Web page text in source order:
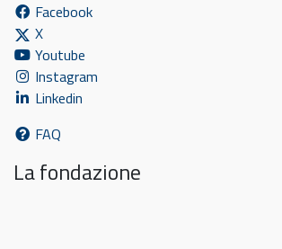
Facebook
X
Youtube
Instagram
Linkedin
FAQ
La fondazione